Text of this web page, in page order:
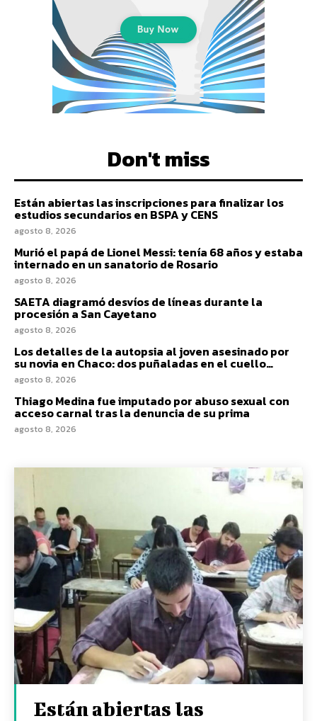
Don't miss
Están abiertas las inscripciones para finalizar los
estudios secundarios en BSPA y CENS
agosto 8, 2026
Murió el papá de Lionel Messi: tenía 68 años y estaba
internado en un sanatorio de Rosario
agosto 8, 2026
SAETA diagramó desvíos de líneas durante la
procesión a San Cayetano
agosto 8, 2026
Los detalles de la autopsia al joven asesinado por
su novia en Chaco: dos puñaladas en el cuello…
agosto 8, 2026
Thiago Medina fue imputado por abuso sexual con
acceso carnal tras la denuncia de su prima
agosto 8, 2026
Están abiertas las